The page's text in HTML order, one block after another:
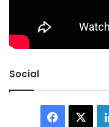
Social
Facebook